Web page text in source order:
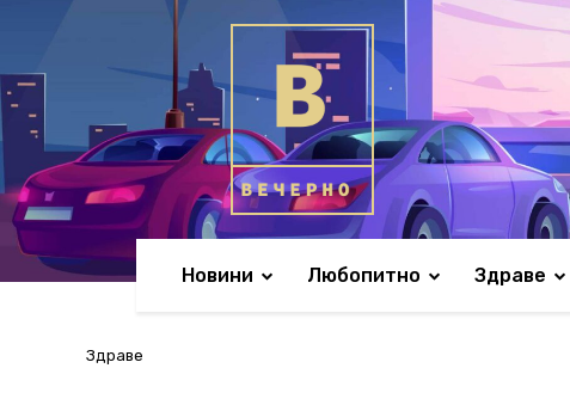
Новини Любопитно Здраве
Здраве